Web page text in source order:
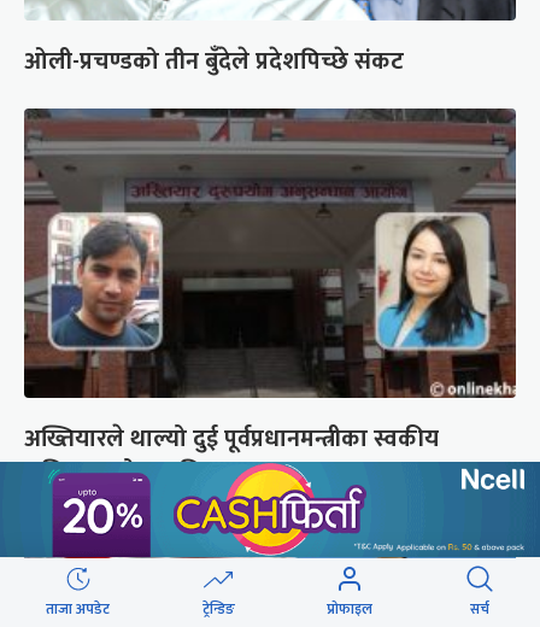
ओली-प्रचण्डको तीन बुँदेले प्रदेशपिच्छे संकट
अख्तियारले थाल्यो दुई पूर्वप्रधानमन्त्रीका स्वकीय
सचिवहरूको सम्पत्ति अनुसन्धान
ताजा अपडेट ट्रेन्डिङ प्रोफाइल सर्च